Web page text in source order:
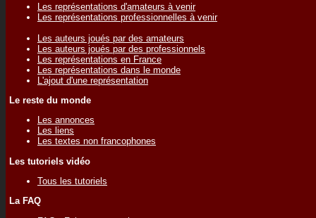
Les représentations d'amateurs à venir
Les représentations professionnelles à venir
Les auteurs joués par des amateurs
Les auteurs joués par des professionnels
Les représentations en France
Les représentations dans le monde
L'ajout d'une représentation
Le reste du monde
Les annonces
Les liens
Les textes non francophones
Les tutoriels vidéo
Tous les tutoriels
La FAQ